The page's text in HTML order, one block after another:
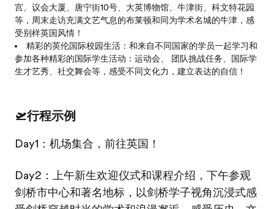
宫、议会大厦、唐宁街10号、大英博物馆、牛津街、科文特花园
等，周末走访充满文艺气息的布莱顿和同为学术名城的牛津，感
受别样英国风情！
精彩的英伦国际校园生活：和来自不同国家的学员一起学习和
参加各种精彩的国际学生活动：运动会、 团队挑战任务、国际学
生才艺秀、社交舞会等，感受不同文化力，建立表达的自信！
🛫行程示例
Day1：机场集合，前往英国！
Day2：上午新生欢迎仪式和课程介绍，下午参观
剑桥市中心和著名地标，以剑桥学子视角沉浸式感